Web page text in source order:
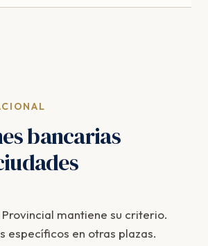
bancarias
mantiene su criterio.
específicos en otras plazas.